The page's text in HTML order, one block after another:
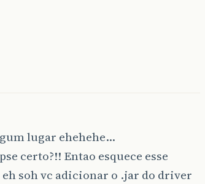
lugar ehehehe…
certo?!! Entao esquece esse
soh vc adicionar o .jar do driver